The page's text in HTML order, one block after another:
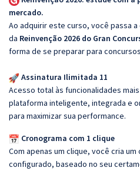
mercado.
Ao adquirir este curso, você passa
da Reinvenção 2026 do Gran
forma de se preparar para
Assinatura Ilimitada 11
Acesso total às funcionalidades
plataforma inteligente, integrada e
para maximizar sua performance.
Cronograma com 1 clique
Com apenas um clique, você cria
configurado, baseado no seu